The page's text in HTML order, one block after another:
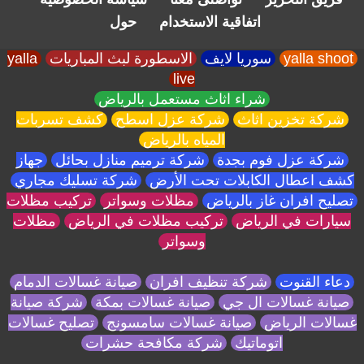
اتفاقية الاستخدام
حول
yalla shoot سوريا لايف الاسطورة لبث المباريات yalla
live
شراء اثاث مستعمل بالرياض
شركة تخزين اثاث شركة عزل اسطح كشف تسربات
المياه بالرياض
شركة عزل فوم بجدة شركة ترميم منازل بحائل جهاز
كشف اعطال الكابلات تحت الأرض شركة تسليك مجاري
تصليح افران غاز بالرياض مظلات وسواتر تركيب مظلات
سيارات في الرياض تركيب مظلات في الرياض مظلات
وسواتر
دعاء القنوت شركة تنظيف افران صيانة غسالات الدمام
صيانة غسالات ال جي صيانة غسالات بمكة شركة صيانة
غسالات الرياض صيانة غسالات سامسونج تصليح غسالات
اتوماتيك شركة مكافحة حشرات